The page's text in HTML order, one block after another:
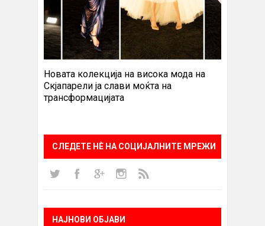
Новата колекција на висока мода на
Скјапарели ја слави моќта на
трансформацијата
СЛЕДЕТЕ НÈ НА СОЦИЈАЛНИТЕ МРЕЖИ
НАЈНОВИ ОБЈАВИ